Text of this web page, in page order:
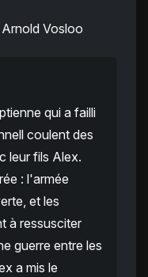
Vosloo
qui a failli
coulent des
leur fils Alex.
: l'armée
et les
à ressusciter
guerre entre les
a mis le